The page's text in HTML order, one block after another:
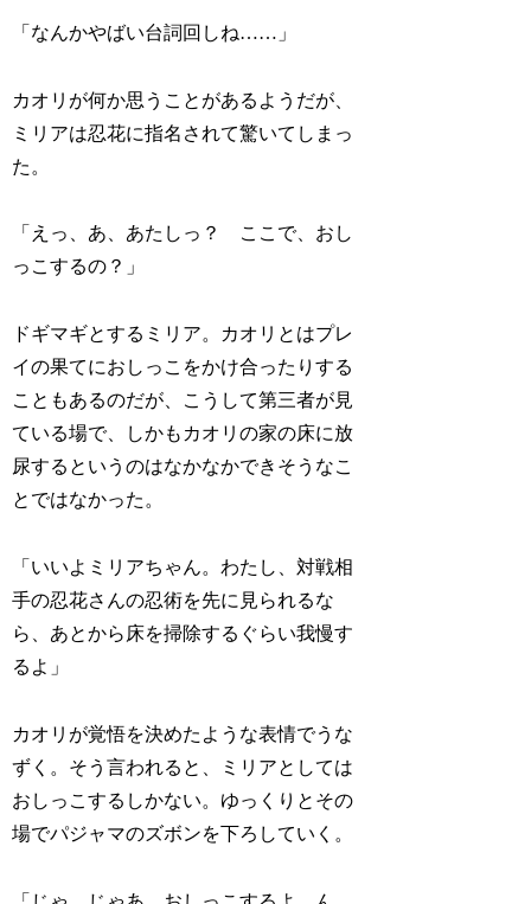
「なんかやばい台詞回しね……」
カオリが何か思うことがあるようだが、
ミリアは忍花に指名されて驚いてしまっ
た。
「えっ、あ、あたしっ？ ここで、おし
っこするの？」
ドギマギとするミリア。カオリとはプレ
イの果てにおしっこをかけ合ったりする
こともあるのだが、こうして第三者が見
ている場で、しかもカオリの家の床に放
尿するというのはなかなかできそうなこ
とではなかった。
「いいよミリアちゃん。わたし、対戦相
手の忍花さんの忍術を先に見られるな
ら、あとから床を掃除するぐらい我慢す
るよ」
カオリが覚悟を決めたような表情でうな
ずく。そう言われると、ミリアとしては
おしっこするしかない。ゆっくりとその
場でパジャマのズボンを下ろしていく。